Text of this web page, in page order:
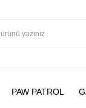
PAW PATROL